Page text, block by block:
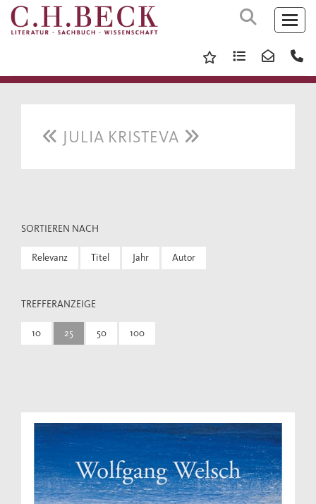
JULIA KRISTEVA
SORTIEREN NACH
Relevanz Titel Jahr Autor
TREFFERANZEIGE
10 25 50 100